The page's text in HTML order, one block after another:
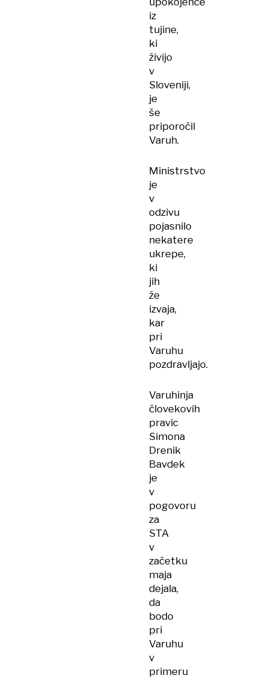
iz
tujine,
ki
živijo
v
Sloveniji,
je
še
priporočil
Varuh.
Ministrstvo
je
v
odzivu
pojasnilo
nekatere
ukrepe,
ki
jih
že
izvaja,
kar
pri
Varuhu
pozdravljajo.
Varuhinja
človekovih
pravic
Simona
Drenik
Bavdek
je
v
pogovoru
za
STA
v
začetku
maja
dejala,
da
bodo
pri
Varuhu
v
primeru